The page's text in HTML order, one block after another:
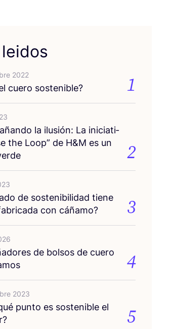
2022
cue­ro sostenible? 1
la ilu­sión: La ini­cia­ti­
the Loop” de H&M es un
2
de sos­te­ni­bi­li­dad tie­ne
con cáñamo?
3
de bol­sos de cue­ro
4
2023
pun­to es sos­te­ni­ble el
5